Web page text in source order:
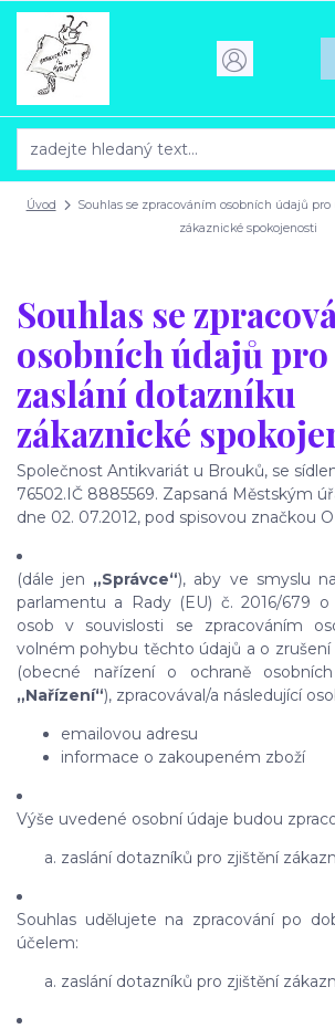
Úvod
Souhlas se zpracováním osobních údajů
zákaznické spokojenosti
Souhlas se
osobních údajů
zaslání dotazníku
zákaznické
Společnost Antikvariát u Brouků, se
76502.IČ 8885569. Zapsaná Městským
dne 02. 07.2012, pod spisovou značkou
(dále jen „Správce“), aby ve smyslu
parlamentu a Rady (EU) č. 2016/679 o
osob v souvislosti se zpracováním
volném pohybu těchto údajů a o zrušení
(obecné nařízení o ochraně
„Nařízení“), zpracovával/a následující
emailovou adresu
informace o zakoupeném zboží
Výše uvedené osobní údaje budou
zaslání dotazníků pro zjištění
Souhlas udělujete na zpracování po
účelem:
zaslání dotazníků pro zjištění